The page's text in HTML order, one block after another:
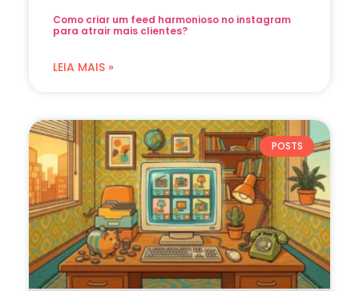
Como criar um feed harmonioso no instagram
para atrair mais clientes?
LEIA MAIS »
POSTS